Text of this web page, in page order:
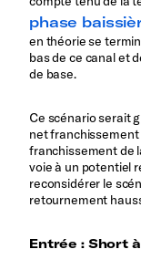
phase
en théorie se
bas de ce canal et
de base.
Ce scénario serait
net
franchissement de
voie à un potentiel
reconsidérer le
retournement
Entrée : Short